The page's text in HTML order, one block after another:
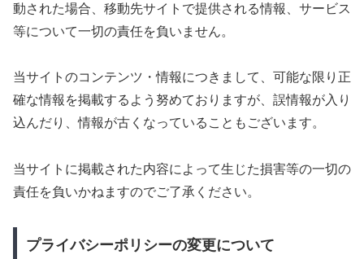
動された場合、移動先サイトで提供される情報、サービス
等について一切の責任を負いません。
当サイトのコンテンツ・情報につきまして、可能な限り正
確な情報を掲載するよう努めておりますが、誤情報が入り
込んだり、情報が古くなっていることもございます。
当サイトに掲載された内容によって生じた損害等の一切の
責任を負いかねますのでご了承ください。
プライバシーポリシーの変更について